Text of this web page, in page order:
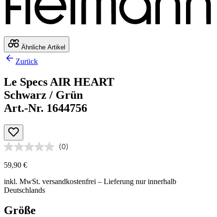
Ähnliche Artikel
Zurück
Le Specs AIR HEART
Schwarz / Grün
Art.-Nr. 1644756
(0)
59,90 €
inkl. MwSt. versandkostenfrei – Lieferung nur innerhalb
Deutschlands
Größe